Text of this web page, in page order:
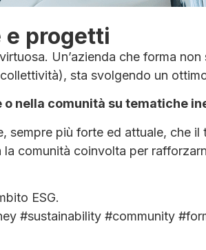
e progetti
Un’azienda che forma
sta svolgendo un
nella comunità su tematiche
sempre più forte ed attuale, che
comunità coinvolta per
ESG.
#sustainability #community